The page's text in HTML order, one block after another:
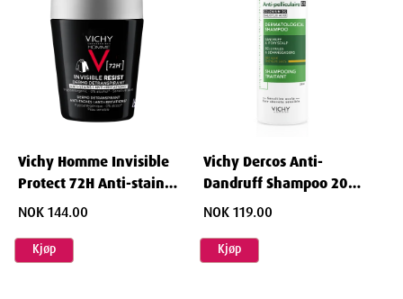
Vichy Homme Invisible
Protect 72H Anti-stain
Roll-on 50 ml
NOK 144.00
Kjøp
Vichy Dercos Anti-
Dandruff Shampoo 200
ml
NOK 119.00
Kjøp